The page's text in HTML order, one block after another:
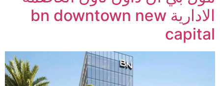
الادارية bn downtown new
capital